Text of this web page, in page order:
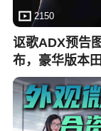
2150
讴歌ADX预告
布，豪华版本